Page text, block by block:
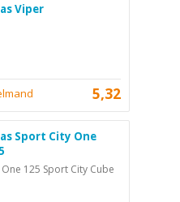
Viper
5,32
Sport City One
125 Sport City Cube